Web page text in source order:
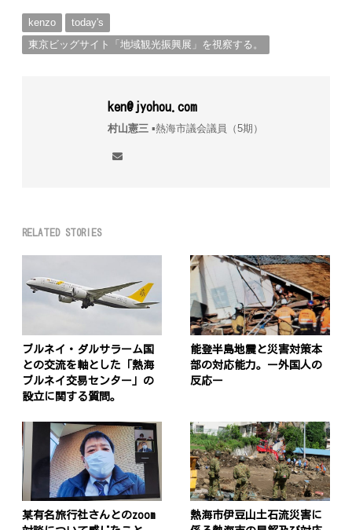
kenzo
today's
東京ビッグサイト「地域観光振興展」を視察する。
ken@jyohou.com
村山憲三▪︎熱海市議会議員（5期）
RELATED STORIES
ブルネイ・ダルサラーム国
との交流を軸とした「熱海
ブルネイ交易センター」の
設立に関する質問。
能登半島地震と災害対策本
部の対応能力。ー外国人の
反応ー
某有名旅行社さんとのzoom
熱海市伊豆山土石流災害に